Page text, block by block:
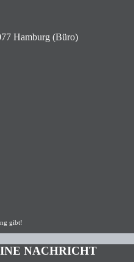
Hamburg (Büro)
gibt!
NACHRICHT